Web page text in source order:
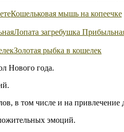
Кошельковая мышь на копеечке
Лопата загребушка
Золотая рыбка в кошелек
Нового года.
в том числе и на привлечение
эмоций.